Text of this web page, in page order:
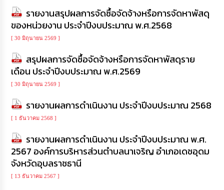
ทุจริต
มาตรการ
เสริม
คุณธรรม
และ
ความ
โปร่งใส
ร้อง
ร้อง
ทุกข์
e-
Service
รายงานสรุปผลการจัดซื้อจัดจ้างหรือการจัดหาพัสดุ
ของหน่วยงาน ประจำปีงบประมาณ พ.ศ.2568
[ 30 มิถุนายน 2569 ]
สรุปผลการจัดซื้อจัดจ้างหรือการจัดหาพัสดุราย
เดือน ประจำปีงบประมาณ พ.ศ.2569
[ 30 มิถุนายน 2569 ]
รายงานผลการดำเนินงาน ประจำปีงบประมาณ 2568
[ 1 ธันวาคม 2568 ]
รายงานผลการดำเนินงาน ประจำปีงบประมาณ พ.ศ.
2567 องค์การบริหารส่วนตำบลนาเจริญ อำเภอเดชอุดม
จังหวัดอุบลราชธานี
[ 13 ธันวาคม 2567 ]